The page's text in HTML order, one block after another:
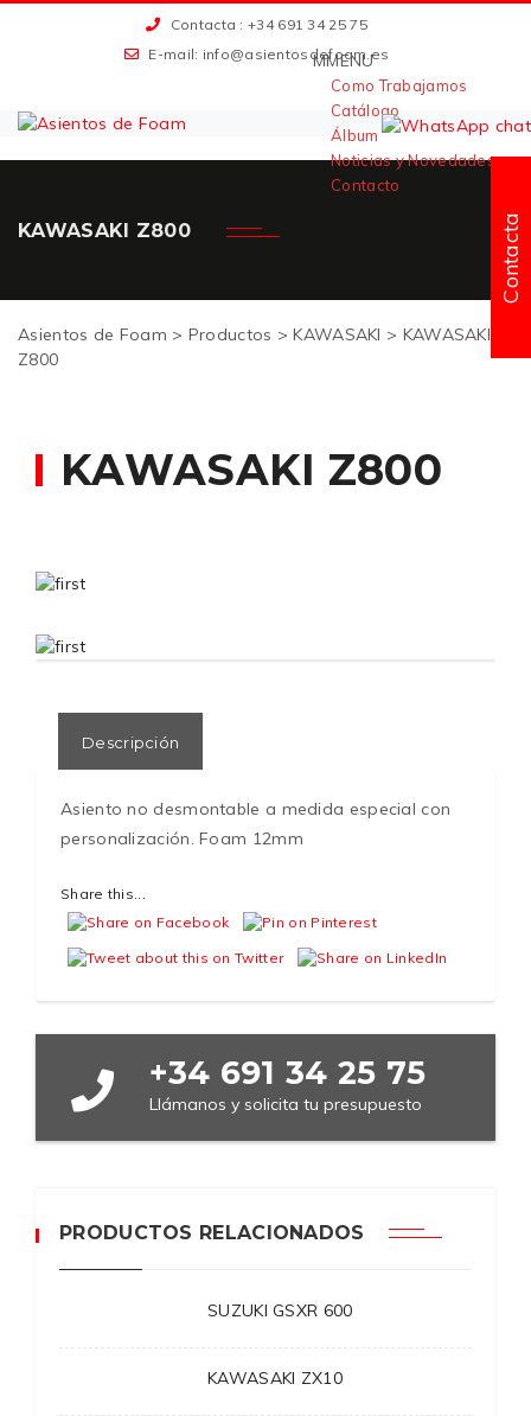
Contacta : +34 691 34 25 75
E-mail: info@asientosdefoam.es
MMENU
Como Trabajamos
Catálogo
Álbum
Noticias y Novedades
Contacto
KAWASAKI Z800
Asientos de Foam > Productos >KAWASAKI > KAWASAKI
Z800
KAWASAKI Z800
Descripción
Asiento no desmontable a medida especial con
personalización. Foam 12mm
Share this...
+34 691 34 25 75
Llámanos y solicita tu presupuesto
PRODUCTOS RELACIONADOS
SUZUKI GSXR 600
KAWASAKI ZX10
Contacta